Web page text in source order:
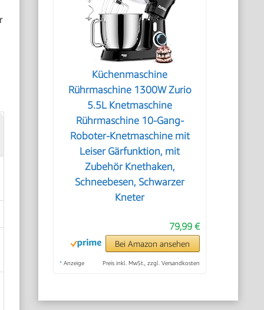
Küchenmaschine
Rührmaschine 1300W Zurio
5.5L Knetmaschine
Rührmaschine 10-Gang-
Roboter-Knetmaschine mit
Leiser Gärfunktion, mit
Zubehör Knethaken,
Schneebesen, Schwarzer
Kneter
79,99 €
Bei Amazon ansehen
* Anzeige Preis inkl. MwSt., zzgl. Versandkosten